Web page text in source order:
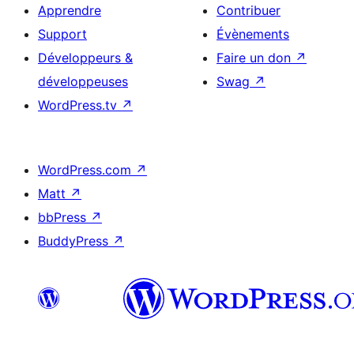
Apprendre
Support
Développeurs &
développeuses
WordPress.tv ↗
Contribuer
Évènements
Faire un don ↗
Swag ↗
WordPress.com ↗
Matt ↗
bbPress ↗
BuddyPress ↗